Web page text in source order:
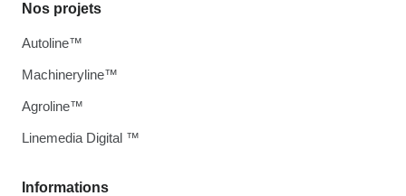
Informations
Nos projets
Autoline™
Machineryline™
Agroline™
Linemedia Digital ™